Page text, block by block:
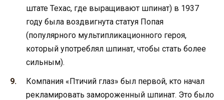
штате Техас, где выращивают шпинат) в 1937
году была воздвигнута статуя Попая
(популярного мультипликационного героя,
который употреблял шпинат, чтобы стать более
сильным).
Компания «Птичий глаз» был первой, кто начал
рекламировать замороженный шпинат. Это было